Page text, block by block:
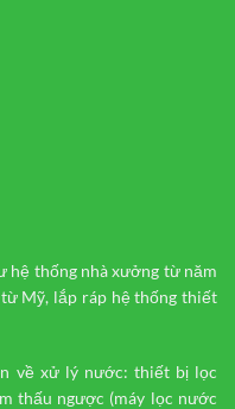
hệ thống nhà xưởng từ năm
từ Mỹ, lắp ráp hệ thống thiết
về xử lý nước: thiết bị lọc
thấu ngược (máy lọc nước